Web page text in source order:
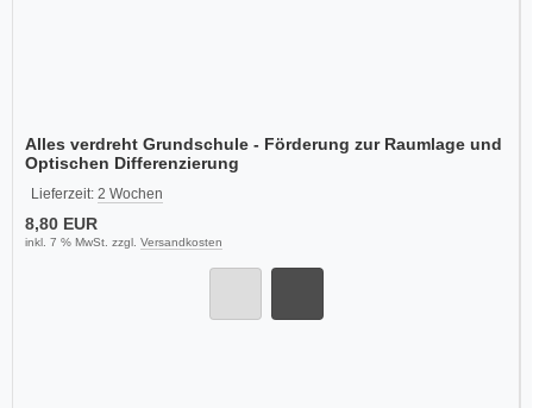
Alles verdreht Grundschule - Förderung zur Raumlage und
Optischen Differenzierung
Lieferzeit: 2 Wochen
8,80 EUR
inkl. 7 % MwSt. zzgl. Versandkosten